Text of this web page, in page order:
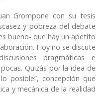
Grompone con su tesis
y pobreza del debate
bueno- que hay un apetito
Hoy no se discute
pragmáticas e
Quizás por la idea de
posible”, concepción que
y mecánica de la realidad